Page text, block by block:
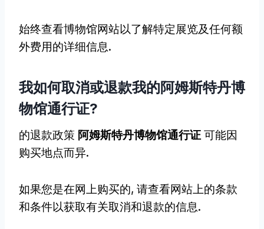
始终查看博物馆网站以了解特定展览及任何额
外费用的详细信息.
我如何取消或退款我的阿姆斯特丹博
物馆通行证?
的退款政策 阿姆斯特丹博物馆通行证 可能因
购买地点而异.
如果您是在网上购买的, 请查看网站上的条款
和条件以获取有关取消和退款的信息.